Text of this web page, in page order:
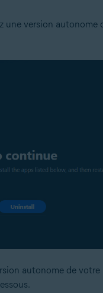
une version autonome
autonome de